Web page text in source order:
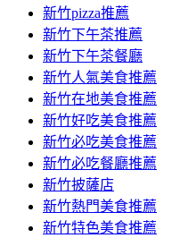
新竹pizza推薦
新竹下午茶推薦
新竹下午茶餐廳
新竹人氣美食推薦
新竹在地美食推薦
新竹好吃美食推薦
新竹必吃美食推薦
新竹必吃餐廳推薦
新竹披薩店
新竹熱門美食推薦
新竹特色美食推薦